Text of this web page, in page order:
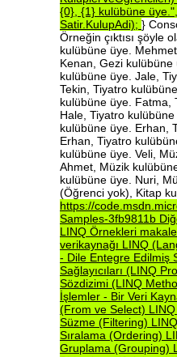
{0}, {1} kulübüne üye.",
Satir.KulupAdi); }
Örneğin çıktısı şöyle
kulübüne üye.
Kenan, Gezi
kulübüne üye. Jale,
Tekin, Tiyatro
kulübüne üye. Fatma,
Hale, Tiyatro
kulübüne üye. Erhan,
Erhan, Tiyatro
kulübüne üye. Veli,
Ahmet, Müzik
kulübüne üye. Nuri,
(Öğrenci yok), Kitap
https://
Samples-3fb9811b
LINQ Örnekleri
verikaynağı LINQ
- Dile Entegre Edilmiş
Sağlayıcıları (LINQ
Sözdizimi (LINQ
İşlemler - Bir Veri
(From ve Select) LINQ
Süzme (Filtering) LINQ
Sıralama (Ordering)
Gruplama (Grouping)